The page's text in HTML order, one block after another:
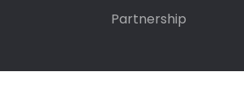
Partnership